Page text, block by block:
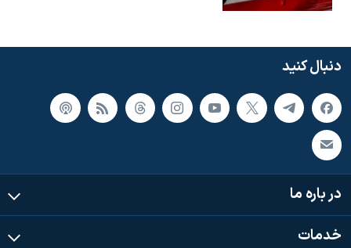
دنبال کنید
در باره ما
خدمات